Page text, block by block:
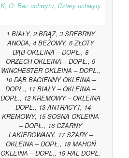
K, O, Bez uchwytu, Cztery uchwyty
1 BIAŁY, 2 BRĄZ, 3 SREBRNY
ANODA, 4 BEŻOWY, 6 ZŁOTY
DĄB OKLEINA – DOPŁ., 8
ORZECH OKLEINA – DOPŁ., 9
WINCHESTER OKLEINA – DOPŁ.,
10 DĄB BAGIENNY OKLEINA –
DOPŁ., 11 BIAŁY – OKLEINA –
DOPŁ., 12 KREMOWY – OKLEINA
– DOPŁ., 13 ANTRACYT, 14
KREMOWY, 15 SOSNA OKLEINA
– DOPŁ., 16 CZARNY
LAKIEROWANY, 17 SZARY –
OKLEINA – DOPŁ., 18 MAHOŃ
OKLEINA – DOPŁ., 19 RAL DOPŁ.